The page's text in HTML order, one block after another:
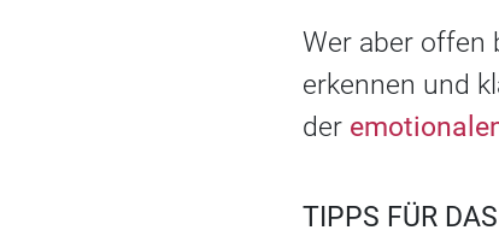
Wer aber offen
erkennen und
der
TIPPS FÜR